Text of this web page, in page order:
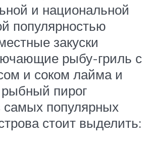
и национальной
популярностью
закуски
рыбу-гриль с
и соком лайма и
пирог
популярных
стоит выделить: